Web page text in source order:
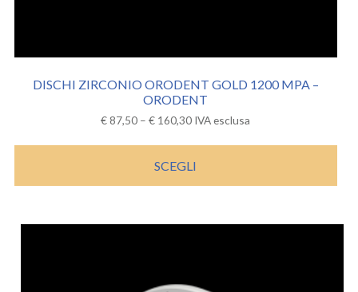
DISCHI ZIRCONIO ORODENT GOLD 1200 MPA –
ORODENT
€87,50 –€ 160,30 IVA esclusa
SCEGLI